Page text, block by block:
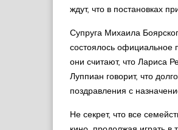
ждут, что в постановках
Супруга Михаила
состоялось официальное
они считают, что Лариса
Луппиан говорит, что
поздравления с
Не секрет, что все